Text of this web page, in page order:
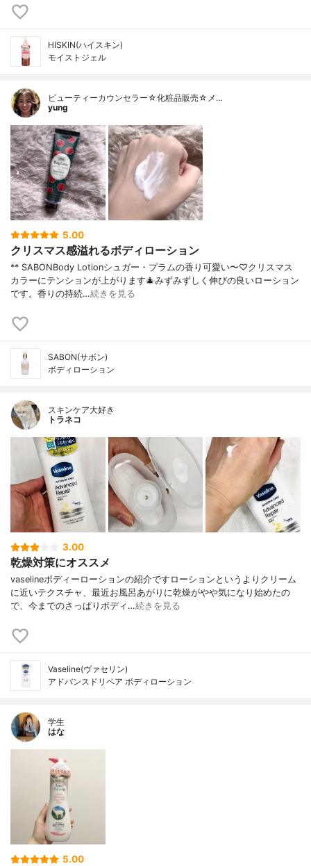
HISKIN(ハイスキン)
モイストジェル
ビューティーカウンセラー☆化粧品販売☆メ…
yung
5.00
クリスマス感溢れるボディローション
** SABONBody Lotionシュガー・プラムの香り可愛い〜♡クリスマス
カラーにテンションが上がります🎄みずみずしく伸びの良いローション
です。香りの持続…続きを見る
SABON(サボン)
ボディローション
スキンケア大好き
トラネコ
3.00
乾燥対策にオススメ
vaselineボディーローションの紹介ですローションというよりクリーム
に近いテクスチャ、最近お風呂あがりに乾燥がやや気になり始めたの
で、今までのさっぱりボディ…続きを見る
Vaseline(ヴァセリン)
アドバンスドリペア ボディローション
学生
はな
5.00